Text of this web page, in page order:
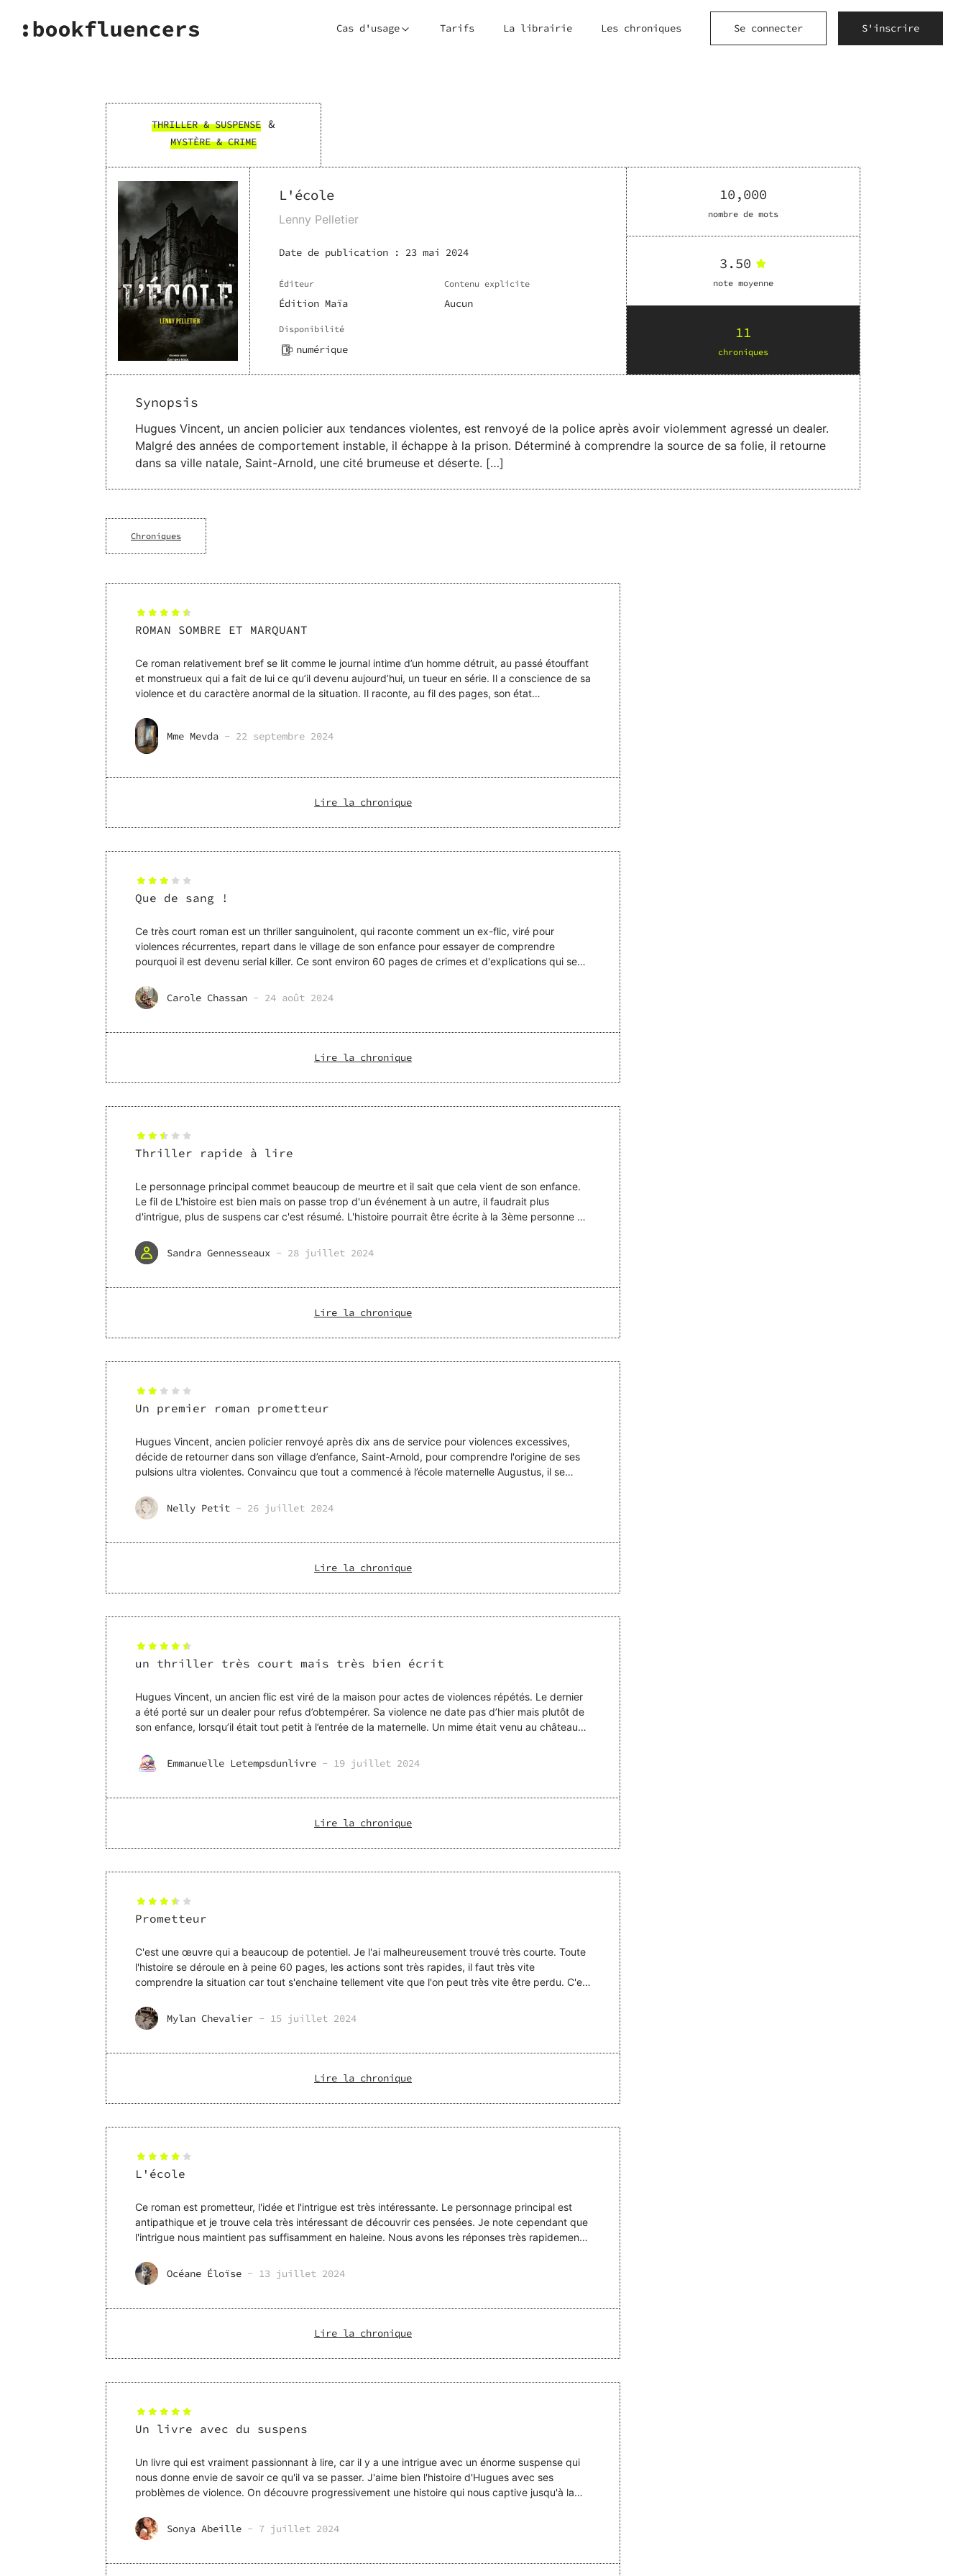
Cas d'usage Tarifs La librairie Les chroniques Se connecter S'inscrire
THRILLER & SUSPENSE &
MYSTÈRE & CRIME
L'école
Lenny Pelletier
Date de publication : 23 mai 2024
Éditeur
Édition Maïa
Contenu explicite
Aucun
Disponibilité
numérique
10,000
nombre de mots
3.50
note moyenne
11
chroniques
Synopsis
Hugues Vincent, un ancien policier aux tendances violentes, est renvoyé de la police après avoir violemment agressé un dealer.
Malgré des années de comportement instable, il échappe à la prison. Déterminé à comprendre la source de sa folie, il retourne
dans sa ville natale, Saint-Arnold, une cité brumeuse et déserte. […]
Chroniques
ROMAN SOMBRE ET MARQUANT
Ce roman relativement bref se lit comme le journal intime d’un homme détruit, au passé étouffant
et monstrueux qui a fait de lui ce qu’il devenu aujourd’hui, un tueur en série. Il a conscience de sa
violence et du caractère anormal de la situation. Il raconte, au fil des pages, son état
Mme Mevda - 22 septembre 2024
Lire la chronique
Que de sang !
Ce très court roman est un thriller sanguinolent, qui raconte comment un ex-flic, viré pour
violences récurrentes, repart dans le village de son enfance pour essayer de comprendre
pourquoi il est devenu serial killer. Ce sont environ 60 pages de crimes et d'explications qui se
Carole Chassan - 24 août 2024
Lire la chronique
Thriller rapide à lire
Le personnage principal commet beaucoup de meurtre et il sait que cela vient de son enfance.
Le fil de L'histoire est bien mais on passe trop d'un événement à un autre, il faudrait plus
d'intrigue, plus de suspens car c'est résumé. L'histoire pourrait être écrite à la 3ème personne du
Sandra Gennesseaux - 28 juillet 2024
Lire la chronique
Un premier roman prometteur
Hugues Vincent, ancien policier renvoyé après dix ans de service pour violences excessives,
décide de retourner dans son village d’enfance, Saint-Arnold, pour comprendre l'origine de ses
pulsions ultra violentes. Convaincu que tout a commencé à l’école maternelle Augustus, il se
Nelly Petit - 26 juillet 2024
Lire la chronique
un thriller très court mais très bien écrit
Hugues Vincent, un ancien flic est viré de la maison pour actes de violences répétés. Le dernier
a été porté sur un dealer pour refus d’obtempérer. Sa violence ne date pas d’hier mais plutôt de
son enfance, lorsqu’il était tout petit à l’entrée de la maternelle. Un mime était venu au château
Emmanuelle Letempsdunlivre - 19 juillet 2024
Lire la chronique
Prometteur
C'est une œuvre qui a beaucoup de potentiel. Je l'ai malheureusement trouvé très courte. Toute
l'histoire se déroule en à peine 60 pages, les actions sont très rapides, il faut très vite
comprendre la situation car tout s'enchaine tellement vite que l'on peut très vite être perdu. C'est
Mylan Chevalier - 15 juillet 2024
Lire la chronique
L'école
Ce roman est prometteur, l'idée et l'intrigue est très intéressante. Le personnage principal est
antipathique et je trouve cela très intéressant de découvrir ces pensées. Je note cependant que
l'intrigue nous maintient pas suffisamment en haleine. Nous avons les réponses très rapidement
Océane Éloïse - 13 juillet 2024
Lire la chronique
Un livre avec du suspens
Un livre qui est vraiment passionnant à lire, car il y a une intrigue avec un énorme suspense qui
nous donne envie de savoir ce qu'il va se passer. J'aime bien l'histoire d'Hugues avec ses
problèmes de violence. On découvre progressivement une histoire qui nous captive jusqu'à la
Sonya Abeille - 7 juillet 2024